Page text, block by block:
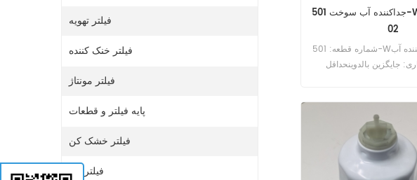
فیلتر تهویه
فیلتر خنک کننده
فیلتر مونتاژ
پایه فیلتر و قطعات
فیلتر خشک کن
فیلتر گاز
جداکننده آب سوخت 501-W SF-79050-
02
شماره قطعه: 501-Wنوع قطعه: جداکننده آب
جایگزین بالدوینحداقل